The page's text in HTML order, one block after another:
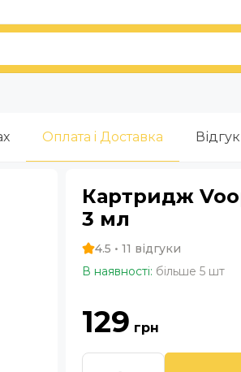
Оплата i Доставка
Картридж
3 мл
4.5 • 11 відгуки
В наявності: більше 5 шт
129 грн